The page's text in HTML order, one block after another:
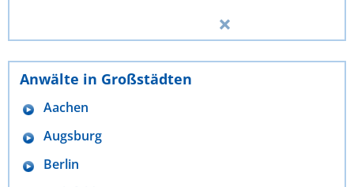
Anwälte in Großstädten
Aachen
Augsburg
Berlin